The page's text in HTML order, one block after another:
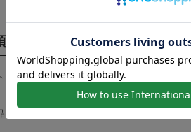
トップは別売りとなります。
は、製造工程の都合上、色味・柄・形状な